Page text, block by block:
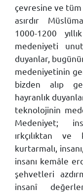
çevresine ve tüm
asırdır
1000-1200
medeniyeti
duyanlar,
medeniyetinin
bizden alıp
hayranlık
teknolojinin
Medeniyet;
ırkçılıktan
kurtarmalı,
insanı kemâle
şehvetleri
insanî